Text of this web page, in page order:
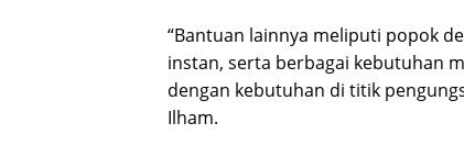
“Bantuan lainnya meliputi popok
instan, serta berbagai kebutuhan
dengan kebutuhan di titik
Ilham.